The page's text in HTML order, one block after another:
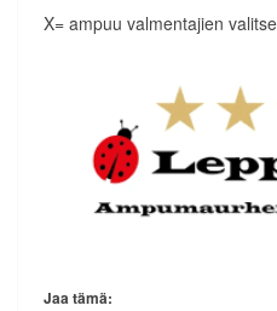
X= ampuu valmentajien
Jaa tämä: